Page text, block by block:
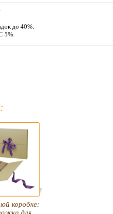
до 40%.
5%.
коробке: